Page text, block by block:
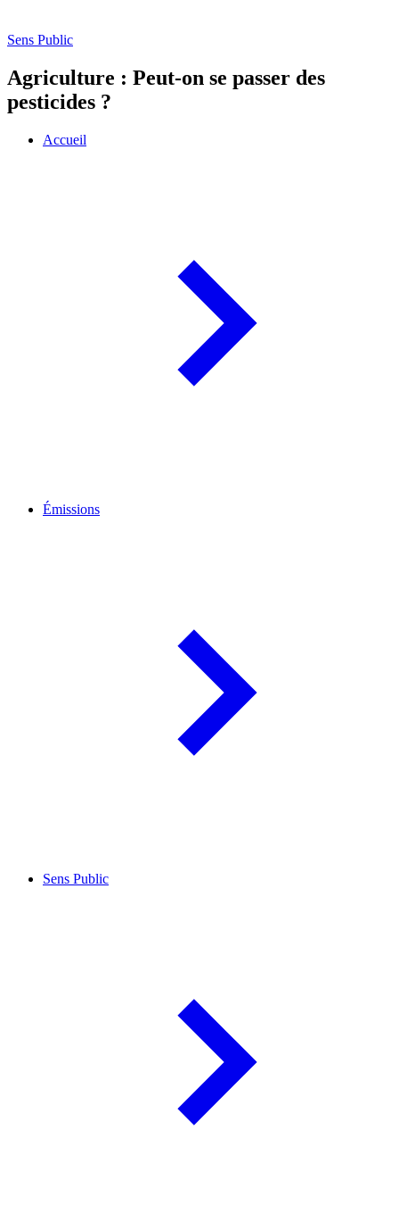
Sens Public
Agriculture : Peut-on se passer des
pesticides ?
Accueil
Émissions
Sens Public